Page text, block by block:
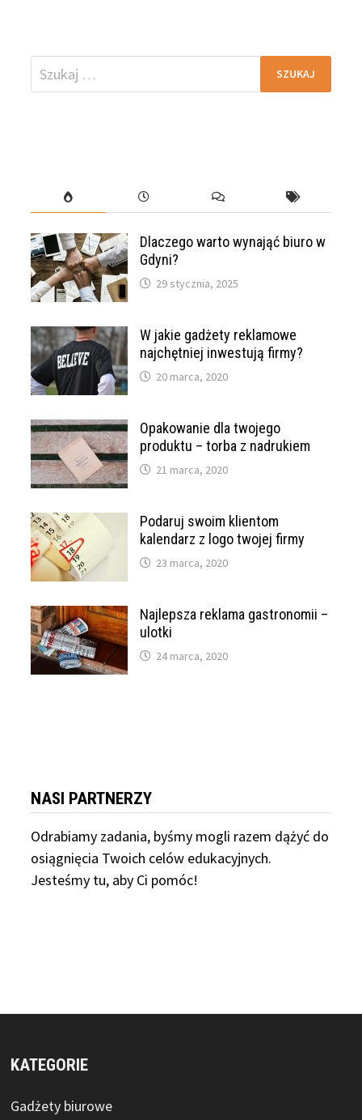
Szukaj:
Dlaczego warto wynająć biuro w
Gdyni?
29 stycznia, 2025
W jakie gadżety reklamowe
najchętniej inwestują firmy?
20 marca, 2020
Opakowanie dla twojego
produktu – torba z nadrukiem
21 marca, 2020
Podaruj swoim klientom
kalendarz z logo twojej firmy
23 marca, 2020
Najlepsza reklama gastronomii –
ulotki
24 marca, 2020
NASI PARTNERZY
Odrabiamy zadania, byśmy mogli razem dążyć do
osiągnięcia Twoich celów edukacyjnych.
Jesteśmy tu, aby Ci pomóc!
KATEGORIE
Gadżety biurowe